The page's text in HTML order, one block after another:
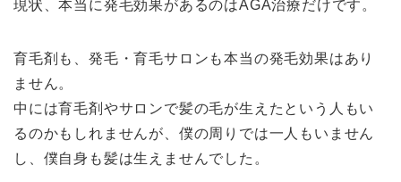
現状、本当に発毛効果があるのはAGA治療だけです。
育毛剤も、発毛・育毛サロンも本当の発毛効果はあり
ません。
中には育毛剤やサロンで髪の毛が生えたという人もい
るのかもしれませんが、僕の周りでは一人もいません
し、僕自身も髪は生えませんでした。